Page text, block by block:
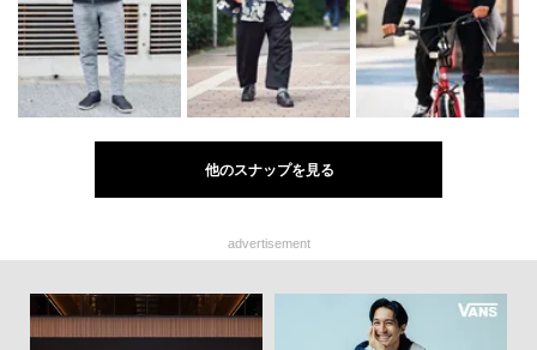
他のスナップを見る
advertisement